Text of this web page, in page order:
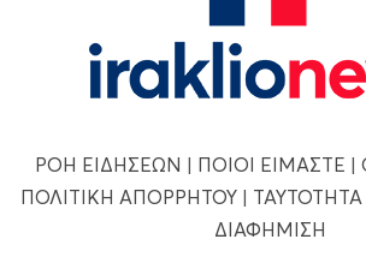
ΡΟΗ ΕΙΔΗΣΕΩΝ | ΠΟΙΟΙ ΕΙΜΑΣΤΕ |
ΠΟΛΙΤΙΚΗ ΑΠΟΡΡΗΤΟΥ| ΤΑΥΤΟΤΗΤΑ
ΔΙΑΦΗΜΙΣΗ